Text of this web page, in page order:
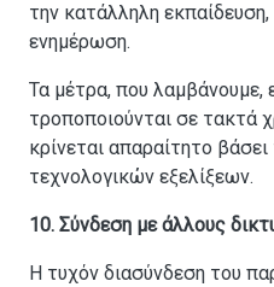
την κατάλληλη
ενημέρωση.
Τα μέτρα, που λαμβάνουμε,
τροποποιούνται σε τακτά
κρίνεται απαραίτητο
τεχνολογικών εξελίξεων.
10. Σύνδεση με άλλους
Η τυχόν διασύνδεση του